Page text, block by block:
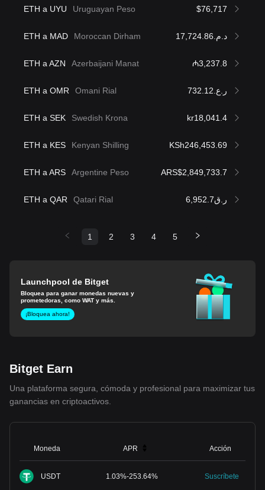
ETH a UYU Uruguayan Peso $76,717
ETH a MAD Moroccan Dirham د.م.17,724.86
ETH a AZN Azerbaijani Manat ₼3,237.8
ETH a OMR Omani Rial ر.ع.732.12
ETH a SEK Swedish Krona kr18,041.4
ETH a KES Kenyan Shilling KSh246,453.69
ETH a ARS Argentine Peso ARS$2,849,733.7
ETH a QAR Qatari Rial ر.ق6,952.7
1 2 3 4 5
Launchpool de Bitget
Bloquea para ganar monedas nuevas y
prometedoras, como WAT y más.
¡Bloquea ahora!
Bitget Earn
Una plataforma segura, cómoda y profesional para maximizar tus
ganancias en criptoactivos.
Moneda APR Acción
USDT 1.03%-253.64% Suscríbete